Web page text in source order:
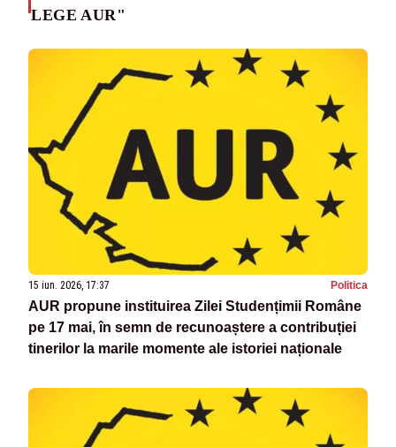
LEGE AUR"
15 iun. 2026, 17:37 Politica
AUR propune instituirea Zilei Studențimii Române
pe 17 mai, în semn de recunoaștere a contribuției
tinerilor la marile momente ale istoriei naționale